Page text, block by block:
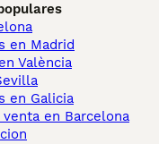
en Madrid
València
en Galicia
venta en Barcelona